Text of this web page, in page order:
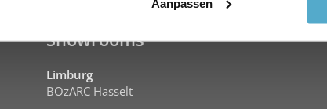
Aanpassen
Showrooms
Limburg
BOzARC Hasselt